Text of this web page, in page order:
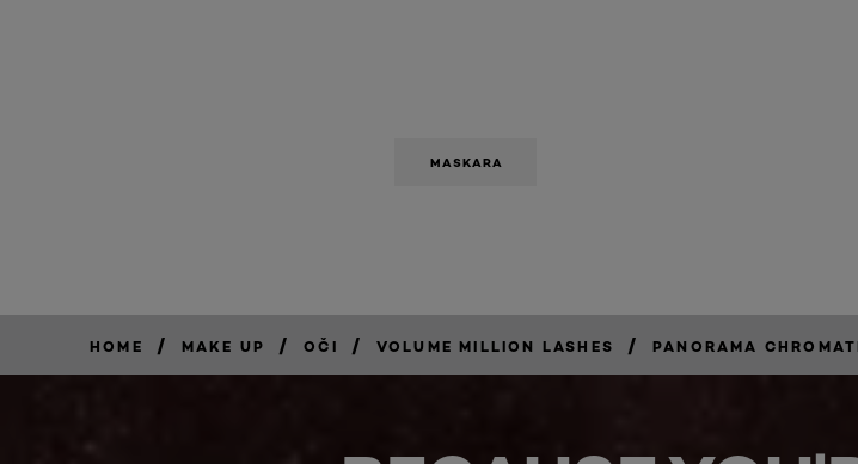
MASKARA
HOME / MAKE UP / OČI / VOLUME MILLION LASHES / PANORAMA